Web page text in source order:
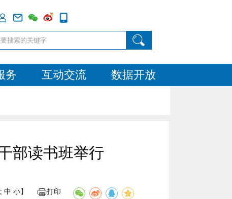
务 互动交流 数据开放
部读书班举行
中 小】 打印